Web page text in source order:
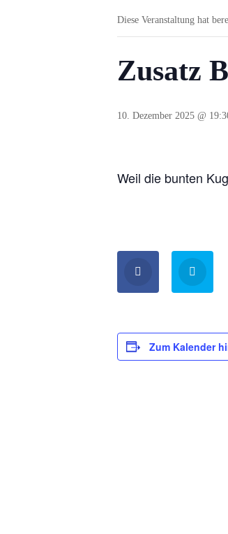
Diese Veranstaltung hat
Zusatz
10. Dezember 2025 @
Weil die bunten
Zum Kalender